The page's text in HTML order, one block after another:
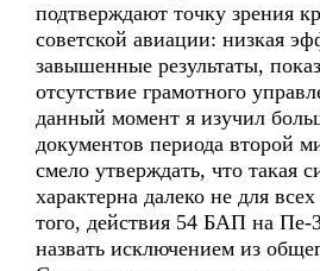
подтверждают точку зрения
советской авиации: низкая
завышенные результаты,
отсутствие грамотного
данный момент я изучил
документов периода второй
смело утверждать, что такая
характерна далеко не для
того, действия 54 БАП на Пе-
назвать исключением из